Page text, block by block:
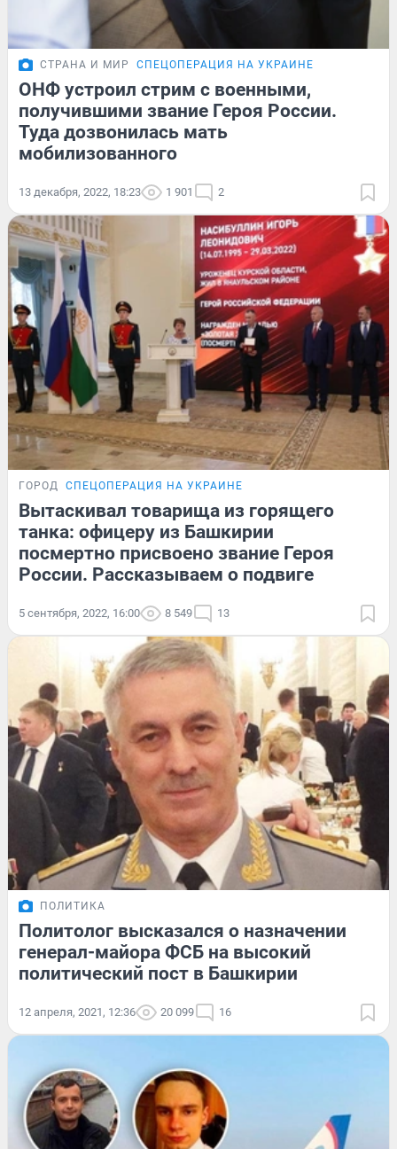
СТРАНА И МИР СПЕЦОПЕРАЦИЯ НА УКРАИНЕ
ОНФ устроил стрим с военными,
получившими звание Героя России.
Туда дозвонилась мать
мобилизованного
13 декабря, 2022, 18:23 1 901 2
ГОРОД СПЕЦОПЕРАЦИЯ НА УКРАИНЕ
Вытаскивал товарища из горящего
танка: офицеру из Башкирии
посмертно присвоено звание Героя
России. Рассказываем о подвиге
5 сентября, 2022, 16:00 8 549 13
ПОЛИТИКА
Политолог высказался о назначении
генерал-майора ФСБ на высокий
политический пост в Башкирии
12 апреля, 2021, 12:36 20 099 16